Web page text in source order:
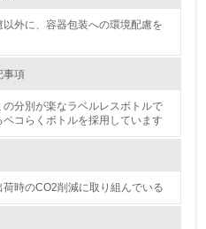
いる
21.
取り組み（例：森林保
外に、容器包装への環境配慮を
事項
分別が楽なラベルレスボトルで
コらくボトルを採用しています
時のCO2削減に取り組んでいる